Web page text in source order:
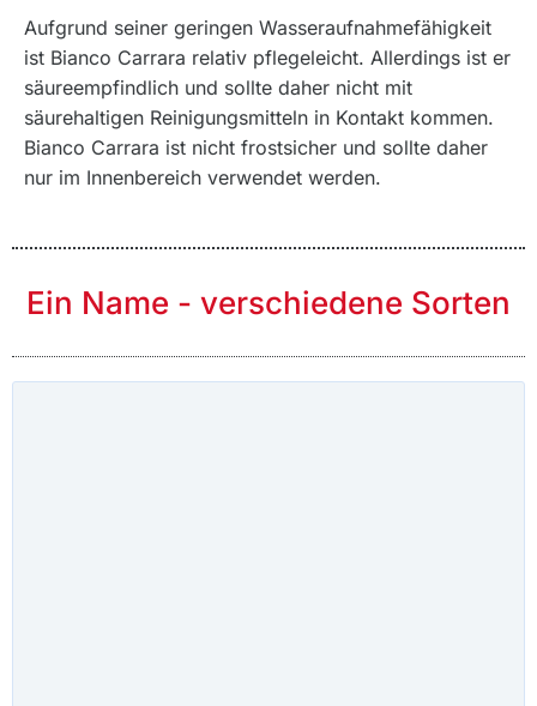
Aufgrund seiner geringen Wasseraufnahmefähigkeit
ist Bianco Carrara relativ pflegeleicht. Allerdings ist er
säureempfindlich und sollte daher nicht mit
säurehaltigen Reinigungsmitteln in Kontakt kommen.
Bianco Carrara ist nicht frostsicher und sollte daher
nur im Innenbereich verwendet werden.
Ein Name - verschiedene Sorten